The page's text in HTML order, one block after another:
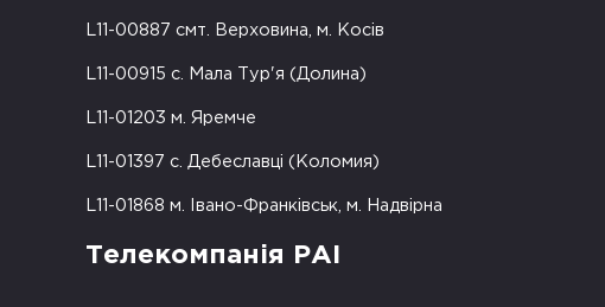
L11-00887 смт. Верховина, м. Косів
L11-00915 с. Мала Тур'я (Долина)
L11-01203 м. Яремче
L11-01397 с. Дебеславці (Коломия)
L11-01868 м. Івано-Франківськ, м. Надвірна
Телекомпанія РАІ